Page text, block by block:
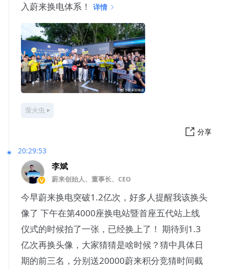
入蔚来换电体系！
详情
萤火虫
分享
20:29:53
李斌
蔚来创始人、董事长、CEO
今早蔚来换电突破1.2亿次，好多人提醒我该换头
像了 下午在第4000座换电站暨首座五代站上线
仪式的时候拍了一张，已经换上了！ 期待到1.3
亿次再换头像，大家猜猜是啥时候？猜中具体日
期的前三名，分别送20000蔚来积分竞猜时间截